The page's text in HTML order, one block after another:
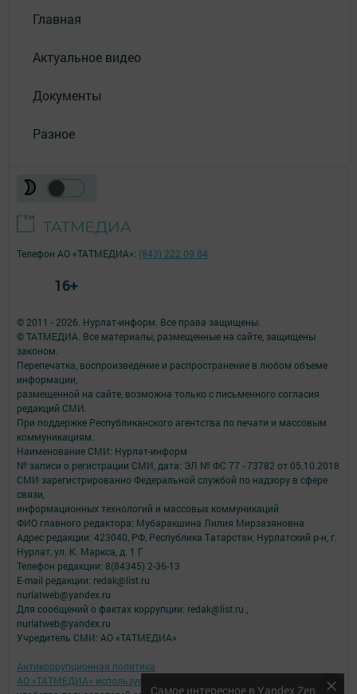
Главная
Актуальное видео
Документы
Разное
Самое интересное в Yandex Zen
© 2011 - 2026. Нурлат-⁠информ. Все права защищены.
© ТАТМЕДИА. Все материалы, размещенные на сайте, защищены
законом.
Перепечатка, воспроизведение и распространение в любом объеме
информации,
размещенной на сайте, возможна только с письменного согласия
редакций СМИ.
При поддержке Республиканского агентства по печати и массовым
коммуникациям.
Наименование СМИ: Нурлат-⁠информ
№ записи о регистрации СМИ, дата: ЭЛ № ФС 77 -⁠ 73782 от 05.10.2018
СМИ зарегистрированно Федеральной службой по надзору в сфере
связи,
информационных технологий и массовых коммуникаций
ФИО главного редактора: Мубаракшина Лилия Мирзазяновна
Адрес редакции: 423040, РФ, Республика Татарстан, Нурлатский р-н, г.
Нурлат, ул. К. Маркса, д. 1 Г
Телефон редакции: 8(84345) 2-36-13
E-mail редакции: redak@list.ru
nurlatweb@yandex.ru
Для сообщений о фактах коррупции: redak@list.ru ,
nurlatweb@yandex.ru
Учредитель СМИ: АО «ТАТМЕДИА»
Антикоррупционная политика
АО «ТАТМЕДИА» использует «cookie»
для персонализации сервисов и
Телефон АО «ТАТМЕДИА»: (843) 222 09 84
16+